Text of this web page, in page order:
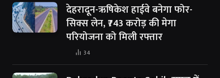
देहरादून-ऋषिकेश हाईवे बनेगा फोर-
सिक्स लेन, ₹743 करोड़ की मेगा
परियोजना को मिली रफ्तार
34